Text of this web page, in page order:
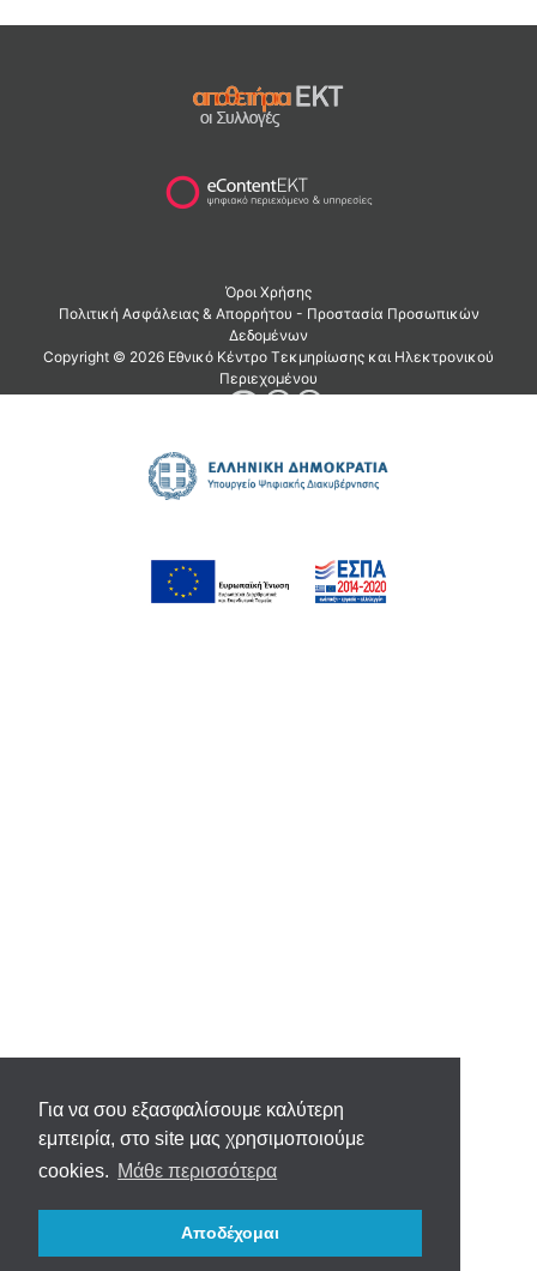
Για να σου εξασφαλίσουμε καλύτερη
εμπειρία, στο site μας χρησιμοποιούμε
cookies. Μάθε περισσότερα
Αποδέχομαι